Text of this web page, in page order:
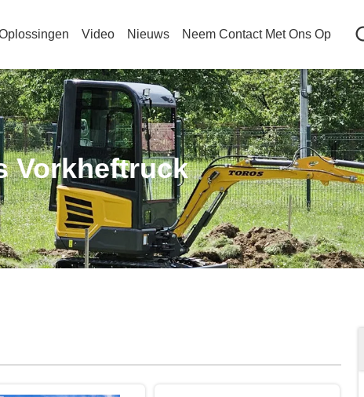
Video Nieuws Neem Contact Met Ons Op
Vorkheftruck